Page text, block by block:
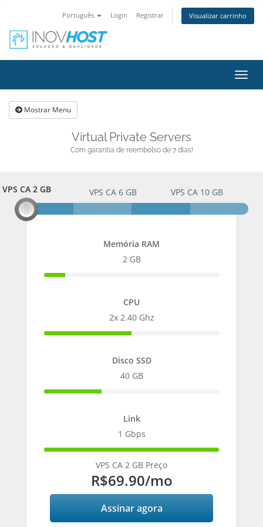
Português Login Registrar Visualizar carrinho
Mostrar Menu
Virtual Private Servers
Com garantia de reembolso de 7 dias!
VPS CA 2 GB
VPS CA 2 GB VPS CA 6 GB VPS CA 10 GB
Memória RAM
2 GB
12%
CPU
2x 2.40 Ghz
50%
Disco SSD
40 GB
33%
Link
1 Gbps
100%
CompleteVPS CA 2 GB Preço
R$69.90/mo
Assinar agora